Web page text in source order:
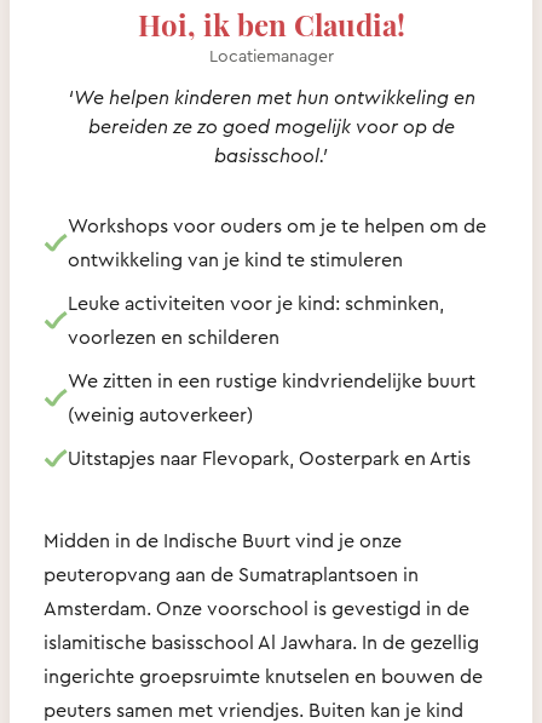
Hoi, ik ben Claudia!
Locatiemanager
‘We helpen kinderen met hun ontwikkeling en
bereiden ze zo goed mogelijk voor op de
basisschool.’
Workshops voor ouders om je te helpen om de
ontwikkeling van je kind te stimuleren
Leuke activiteiten voor je kind: schminken,
voorlezen en schilderen
We zitten in een rustige kindvriendelijke buurt
(weinig autoverkeer)
Uitstapjes naar Flevopark, Oosterpark en Artis
Midden in de Indische Buurt vind je onze
peuteropvang aan de Sumatraplantsoen in
Amsterdam. Onze voorschool is gevestigd in de
islamitische basisschool Al Jawhara. In de gezellig
ingerichte groepsruimte knutselen en bouwen de
peuters samen met vriendjes. Buiten kan je kind